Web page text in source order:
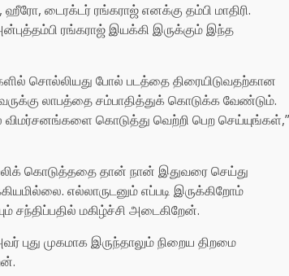
ஹீரோ, டைரக்டர் ரங்கராஜ் எனக்கு தம்பி மாதிரி.
ரங்கராஜ் இயக்கி இருக்கும் இந்த
சொல்லியது போல் படத்தை திரையிடுவதற்கான
லாபத்தை சம்பாதித்துக் கொடுக்க வேண்டும்.
கொடுத்து வெற்றி பெற செய்யுங்கள்,”
கொடுத்ததை தான் நான் இதுவரை செய்து
எல்லாருடனும் எப்படி இருக்கிறோம்
மகிழ்ச்சி அடைகிறேன்.
முகமாக இருந்தாலும் நிறைய திறமை